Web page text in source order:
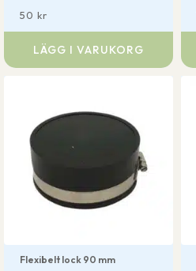
50 kr
LÄGG I VARUKORG
Flexibelt lock 90 mm